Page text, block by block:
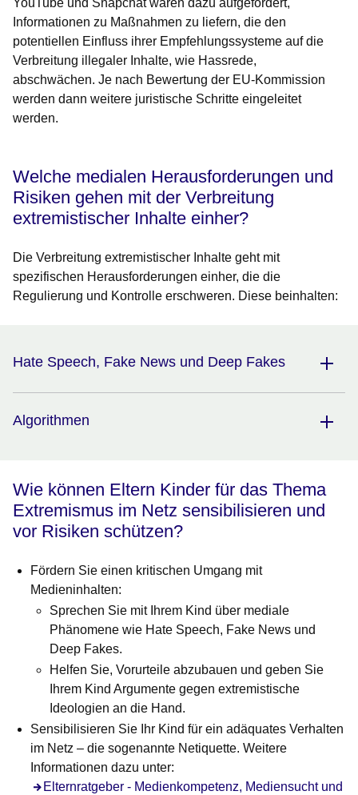
YouTube und Snapchat waren dazu aufgefordert,
Informationen zu Maßnahmen zu liefern, die den
potentiellen Einfluss ihrer Empfehlungssysteme auf die
Verbreitung illegaler Inhalte, wie Hassrede,
abschwächen. Je nach Bewertung der EU-Kommission
werden dann weitere juristische Schritte eingeleitet
werden.
Welche medialen Herausforderungen und
Risiken gehen mit der Verbreitung
extremistischer Inhalte einher?
Die Verbreitung extremistischer Inhalte geht mit
spezifischen Herausforderungen einher, die die
Regulierung und Kontrolle erschweren. Diese beinhalten:
Hate Speech, Fake News und Deep Fakes
Algorithmen
Wie können Eltern Kinder für das Thema
Extremismus im Netz sensibilisieren und
vor Risiken schützen?
Fördern Sie einen kritischen Umgang mit
Medieninhalten:
Sprechen Sie mit Ihrem Kind über mediale
Phänomene wie Hate Speech, Fake News und
Deep Fakes.
Helfen Sie, Vorurteile abzubauen und geben Sie
Ihrem Kind Argumente gegen extremistische
Ideologien an die Hand.
Sensibilisieren Sie Ihr Kind für ein adäquates Verhalten
im Netz – die sogenannte Netiquette. Weitere
Informationen dazu unter:
Elternratgeber - Medienkompetenz, Mediensucht und